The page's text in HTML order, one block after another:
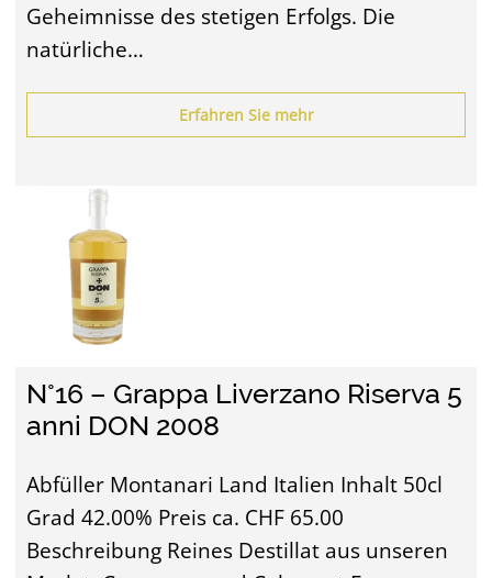
Geheimnisse des stetigen Erfolgs. Die
natürliche…
Erfahren Sie mehr
N°16 – Grappa Liverzano Riserva 5
anni DON 2008
Abfüller Montanari Land Italien Inhalt 50cl
Grad 42.00% Preis ca. CHF 65.00
Beschreibung Reines Destillat aus unseren